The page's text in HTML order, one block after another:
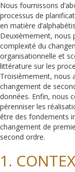
Nous fournissons
processus de
en matière
Deuxièmement, nous
complexité du
organisationnelle et
littérature sur les
Troisièmement, nous
changement de
données. Enfin, nous
pérenniser les
être des fondements
changement de
second ordre.
1.